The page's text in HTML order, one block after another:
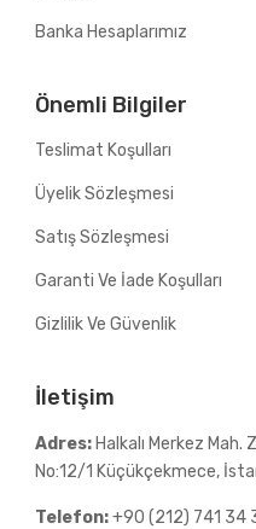
Banka Hesaplarımız
Önemli Bilgiler
Teslimat Koşulları
Üyelik Sözleşmesi
Satış Sözleşmesi
Garanti Ve İade Koşulları
Gizlilik Ve Güvenlik
İletişim
Adres: Halkalı Merkez
No:12/1 Küçükçekmece,
Telefon:+90 (212) 741 34